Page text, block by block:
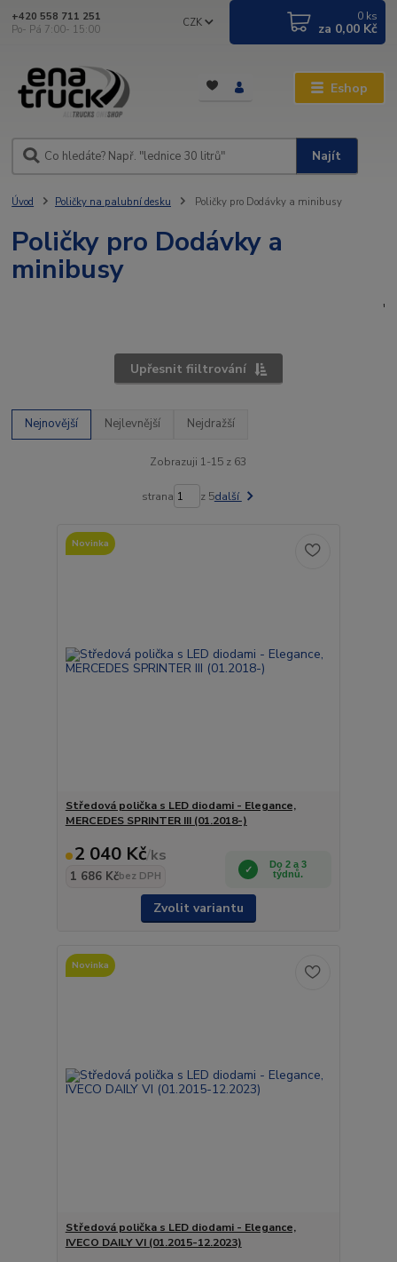
Eshop
CZK
Najít
+420 558 711 251
Po- Pá 7:00- 15:00
0 ks
za 0,00 Kč
Úvod Poličky na palubní desku Poličky pro Dodávky a minibusy
Poličky pro Dodávky a
minibusy
'
Upřesnit fiiltrování
Nejnovější Nejlevnější Nejdražší
Zobrazuji 1-15 z 63
strana z 5další
Novinka
Středová polička s LED diodami - Elegance,
MERCEDES SPRINTER III (01.2018-)
2 040 Kč/ks
1 686 Kčbez DPH
Do 2 a 3
týdnů.
Zvolit variantu
Novinka
Středová polička s LED diodami - Elegance,
IVECO DAILY VI (01.2015-12.2023)